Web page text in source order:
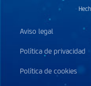
Aviso legal
Política de privacidad
Política de cookies